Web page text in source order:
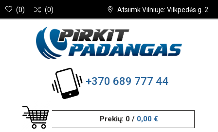
Atsiimk Vilniuje: Vilkpedės g. 2
(0) (0)
+370 689 777 44
Prekių: 0 / 0,00 €